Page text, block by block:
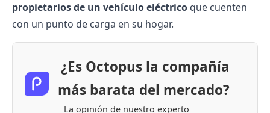
propietarios de un vehículo eléctrico que cuenten
con un punto de carga en su hogar.
¿Es Octopus la compañía
más barata del mercado?
La opinión de nuestro experto